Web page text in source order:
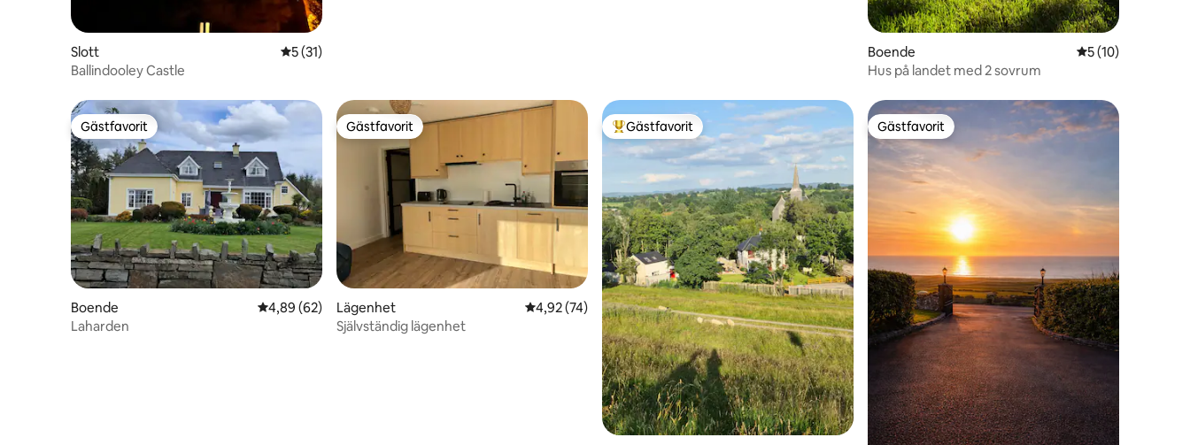
Slott 5 av 5 i genomsnittligt betyg, 31 omdömen
5 (31)
Ballindooley Castle
Boende 5 av 5 i
5 (10)
Hus på landet med 2 sovrum
Gästfavorit
Gästfavorit
Boende 4,89 av 5 i genomsnittligt betyg, 62 omdömen
4,89 (62)
Laharden
Gästfavorit
Gästfavorit
Lägenhet 4,92 av 5 i genomsnittligt betyg, 74 omdömen
4,92 (74)
Självständig lägenhet
Populär gästfavorit
Gästfavorit Gästfavorit
Gästfavorit